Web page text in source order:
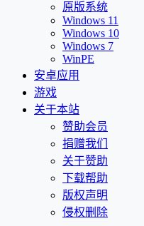
原版系统
Windows 11
Windows 10
Windows 7
WinPE
安卓应用
游戏
关于本站
赞助会员
捐赠我们
关于赞助
下载帮助
版权声明
侵权删除